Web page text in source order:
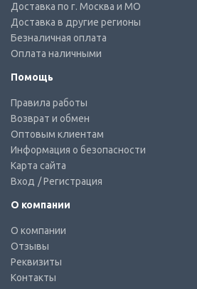
Доставка по г. Москва и МО
Доставка в другие регионы
Безналичная оплата
Оплата наличными
Помощь
Правила работы
Возврат и обмен
Оптовым клиентам
Информация о безопасности
Карта сайта
Вход / Регистрация
О компании
О компании
Отзывы
Реквизиты
Контакты